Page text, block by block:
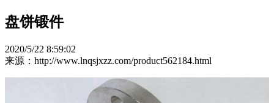
盘饼锻件
2020/5/22 8:59:02
来源：http://www.lnqsjxzz.com/product562184.html